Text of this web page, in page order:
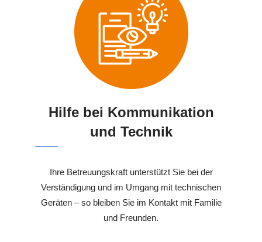
Hilfe bei Kommunikation
und Technik
Ihre Betreuungskraft unterstützt Sie bei der
Verständigung und im Umgang mit technischen
Geräten – so bleiben Sie im Kontakt mit Familie
und Freunden.